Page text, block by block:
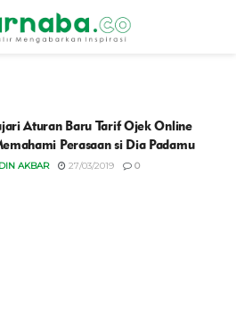
Aturan Baru Tarif Ojek Online
Perasaan si Dia Padamu
AKBAR 27/03/2019 0